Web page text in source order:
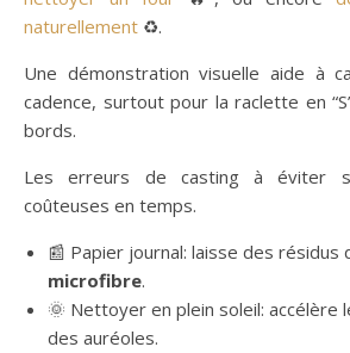
naturellement ♻️.
Une démonstration visuelle aide à
cadence, surtout pour la raclette en
bords.
Les erreurs de casting à éviter
coûteuses en temps.
📰 Papier journal: laisse des résidus
microfibre.
🌞 Nettoyer en plein soleil: accélère
des auréoles.